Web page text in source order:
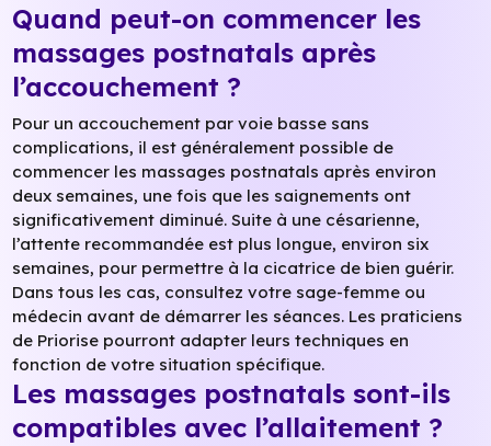
Quand peut-on commencer les
massages postnatals après
l’accouchement ?
Pour un accouchement par voie basse sans
complications, il est généralement possible de
commencer les massages postnatals après environ
deux semaines, une fois que les saignements ont
significativement diminué. Suite à une césarienne,
l’attente recommandée est plus longue, environ six
semaines, pour permettre à la cicatrice de bien guérir.
Dans tous les cas, consultez votre sage-femme ou
médecin avant de démarrer les séances. Les praticiens
de Priorise pourront adapter leurs techniques en
fonction de votre situation spécifique.
Les massages postnatals sont-ils
compatibles avec l’allaitement ?